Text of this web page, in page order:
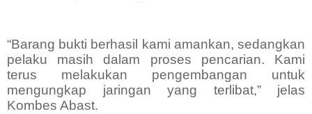
“Barang bukti berhasil kami amankan, sedangkan
pelaku masih dalam proses pencarian. Kami
terus melakukan pengembangan untuk
mengungkap jaringan yang terlibat,” jelas
Kombes Abast.